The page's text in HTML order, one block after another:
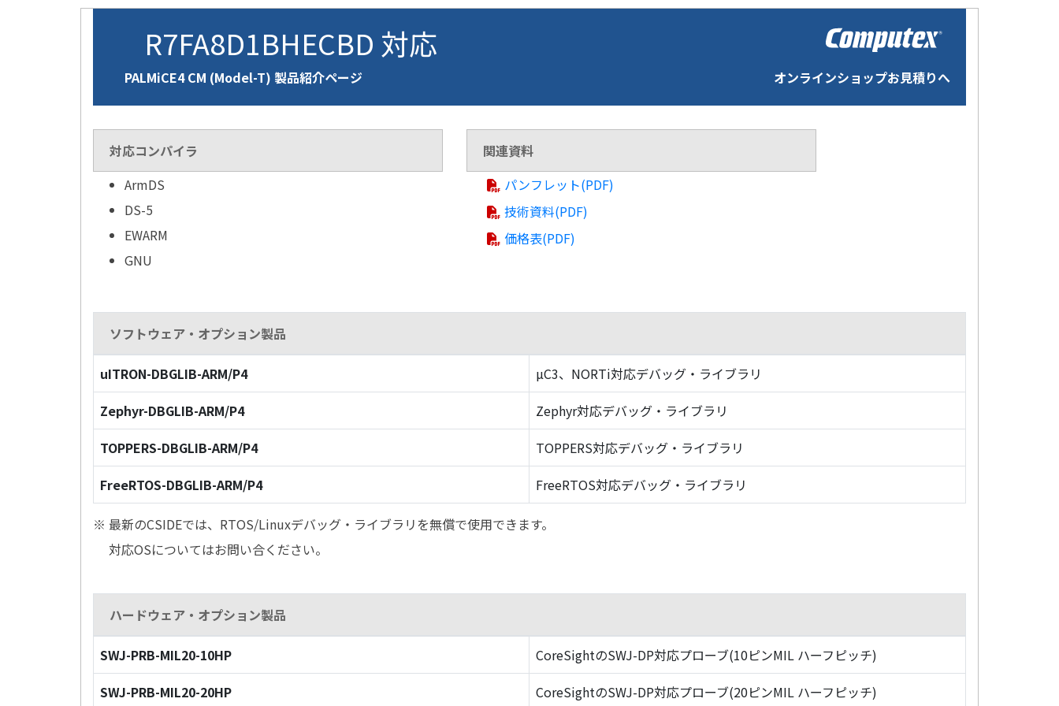
R7FA8D1BHECBD 対応
PALMiCE4 CM (Model-T) 製品紹介ページ オンラインショップお見積りへ
対応コンパイラ
ArmDS
DS-5
EWARM
GNU
関連資料
パンフレット(PDF)
技術資料(PDF)
価格表(PDF)
ソフトウェア・オプション製品
uITRON-DBGLIB-ARM/P4
µC3、NORTi対応デバッグ・ライブラリ
Zephyr-DBGLIB-ARM/P4
Zephyr対応デバッグ・ライブラリ
TOPPERS-DBGLIB-ARM/P4
TOPPERS対応デバッグ・ライブラリ
FreeRTOS-DBGLIB-ARM/P4
FreeRTOS対応デバッグ・ライブラリ
※ 最新のCSIDEでは、RTOS/Linuxデバッグ・ライブラリを無償で使用できます。
対応OSについてはお問い合ください。
ハードウェア・オプション製品
SWJ-PRB-MIL20-10HP
CoreSightのSWJ-DP対応プローブ(10ピンMIL ハーフピッチ)
SWJ-PRB-MIL20-20HP
CoreSightのSWJ-DP対応プローブ(20ピンMIL ハーフピッチ)